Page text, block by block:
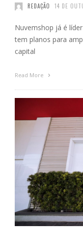
REDAÇÃO 14 DE
Nuvemshop já é
tem planos para
capital
Read More